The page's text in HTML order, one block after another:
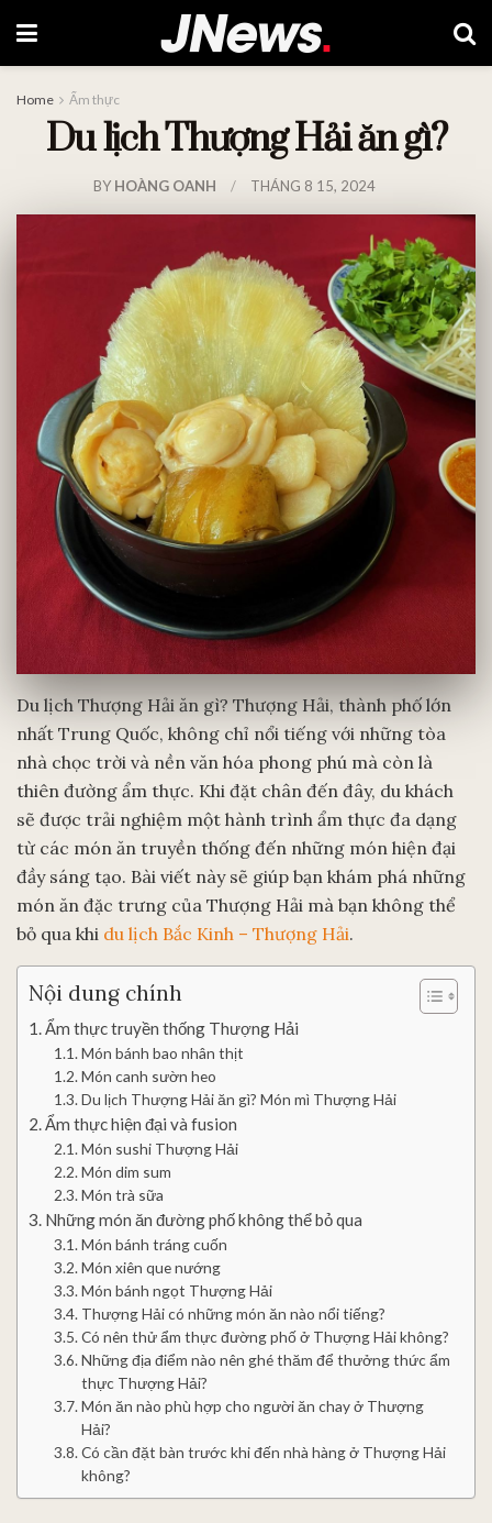
Home Ẩm thực
Du lịch Thượng Hải ăn gì?
BY HOÀNG OANH THÁNG 8 15, 2024
Du lịch Thượng Hải ăn gì? Thượng Hải, thành phố lớn
nhất Trung Quốc, không chỉ nổi tiếng với những tòa
nhà chọc trời và nền văn hóa phong phú mà còn là
thiên đường ẩm thực. Khi đặt chân đến đây, du khách
sẽ được trải nghiệm một hành trình ẩm thực đa dạng
từ các món ăn truyền thống đến những món hiện đại
đầy sáng tạo. Bài viết này sẽ giúp bạn khám phá những
món ăn đặc trưng của Thượng Hải mà bạn không thể
bỏ qua khi du lịch Bắc Kinh – Thượng Hải.
Nội dung chính
Ẩm thực truyền thống Thượng Hải
Món bánh bao nhân thịt
Món canh sườn heo
Du lịch Thượng Hải ăn gì? Món mì Thượng Hải
Ẩm thực hiện đại và fusion
Món sushi Thượng Hải
Món dim sum
Món trà sữa
Những món ăn đường phố không thể bỏ qua
Món bánh tráng cuốn
Món xiên que nướng
Món bánh ngọt Thượng Hải
Thượng Hải có những món ăn nào nổi tiếng?
Có nên thử ẩm thực đường phố ở Thượng Hải không?
Những địa điểm nào nên ghé thăm để thưởng thức ẩm
thực Thượng Hải?
Món ăn nào phù hợp cho người ăn chay ở Thượng
Hải?
Có cần đặt bàn trước khi đến nhà hàng ở Thượng Hải
không?